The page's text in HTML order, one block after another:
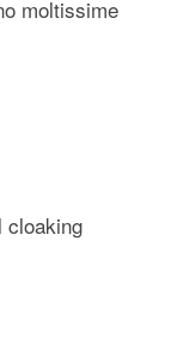
moltissime
cloaking